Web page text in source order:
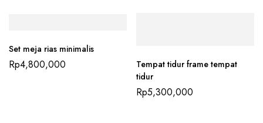
Set meja rias minimalis
Rp4,800,000
Tempat tidur frame tempat
tidur
Rp5,300,000